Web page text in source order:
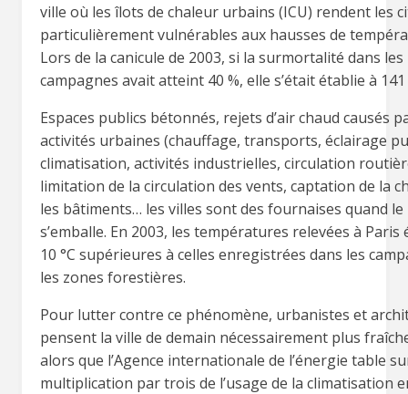
ville où les îlots de chaleur urbains (ICU) rendent les
particulièrement vulnérables aux hausses de
Lors de la canicule de 2003, si la surmortalité dans les
campagnes avait atteint 40 %, elle s’était établie à 141
Espaces publics bétonnés, rejets d’air chaud causés
activités urbaines (chauffage, transports, éclairage
climatisation, activités industrielles, circulation
limitation de la circulation des vents, captation de la
les bâtiments… les villes sont des fournaises quand
s’emballe. En 2003, les températures relevées à Paris
10 °C supérieures à celles enregistrées dans les
les zones forestières.
Pour lutter contre ce phénomène, urbanistes et
pensent la ville de demain nécessairement plus
alors que l’Agence internationale de l’énergie table
multiplication par trois de l’usage de la climatisation